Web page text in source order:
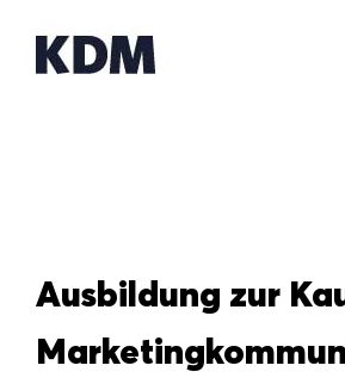
Inhalt
Ausbildung zur